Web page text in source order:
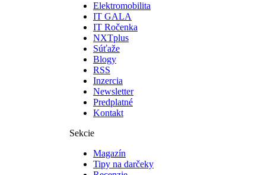
Elektromobilita
IT GALA
IT Ročenka
NXTplus
Súťaže
Blogy
RSS
Inzercia
Newsletter
Predplatné
Kontakt
Sekcie
Magazín
Tipy na darčeky